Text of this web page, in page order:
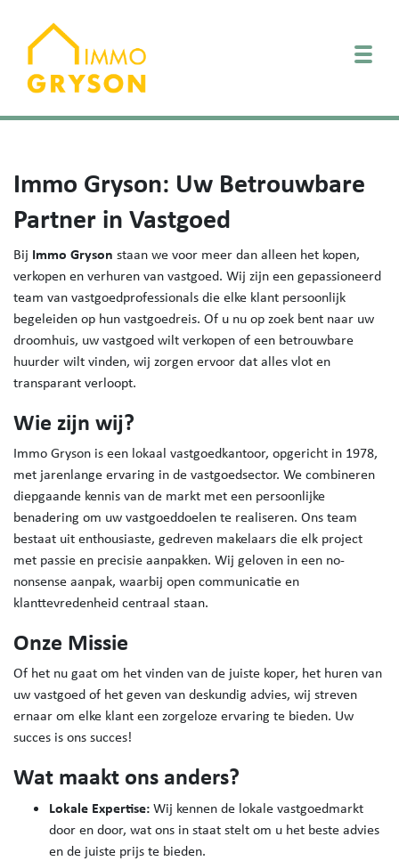
Immo Gryson: Uw Betrouwbare
Partner in Vastgoed
Bij Immo Gryson staan we voor meer dan alleen het kopen,
verkopen en verhuren van vastgoed. Wij zijn een gepassioneerd
team van vastgoedprofessionals die elke klant persoonlijk
begeleiden op hun vastgoedreis. Of u nu op zoek bent naar uw
droomhuis, uw vastgoed wilt verkopen of een betrouwbare
huurder wilt vinden, wij zorgen ervoor dat alles vlot en
transparant verloopt.
Wie zijn wij?
Immo Gryson is een lokaal vastgoedkantoor, opgericht in 1978,
met jarenlange ervaring in de vastgoedsector. We combineren
diepgaande kennis van de markt met een persoonlijke
benadering om uw vastgoeddoelen te realiseren. Ons team
bestaat uit enthousiaste, gedreven makelaars die elk project
met passie en precisie aanpakken. Wij geloven in een no-
nonsense aanpak, waarbij open communicatie en
klanttevredenheid centraal staan.
Onze Missie
Of het nu gaat om het vinden van de juiste koper, het huren van
uw vastgoed of het geven van deskundig advies, wij streven
ernaar om elke klant een zorgeloze ervaring te bieden. Uw
succes is ons succes!
Wat maakt ons anders?
Lokale Expertise:Wij kennen de lokale vastgoedmarkt
door en door, wat ons in staat stelt om u het beste advies
en de juiste prijs te bieden.